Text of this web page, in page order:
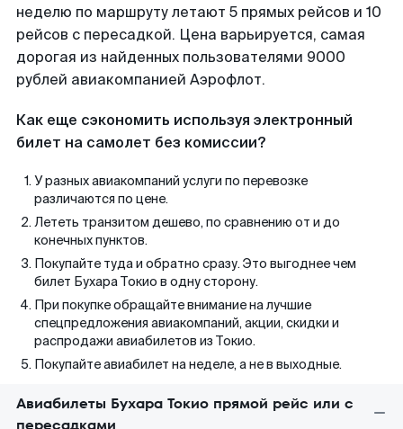
неделю по маршруту летают 5 прямых рейсов и 10
рейсов с пересадкой. Цена варьируется, самая
дорогая из найденных пользователями 9000
рублей авиакомпанией Аэрофлот.
Как еще сэкономить используя электронный
билет на самолет без комиссии?
У разных авиакомпаний услуги по перевозке
различаются по цене.
Лететь транзитом дешево, по сравнению от и до
конечных пунктов.
Покупайте туда и обратно сразу. Это выгоднее чем
билет Бухара Токио в одну сторону.
При покупке обращайте внимание на лучшие
спецпредложения авиакомпаний, акции, скидки и
распродажи авиабилетов из Токио.
Покупайте авиабилет на неделе, а не в выходные.
Авиабилеты Бухара Токио прямой рейс или с